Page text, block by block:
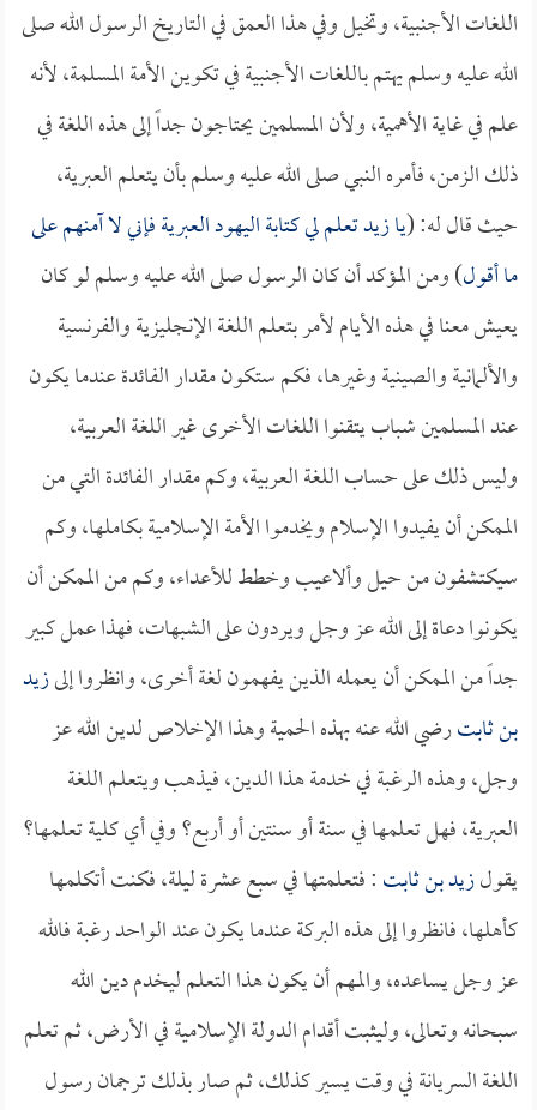
اللغات الأجنبية، وتخيل وفي هذا العمق في التاريخ الرسول الله صلى
الله عليه وسلم يهتم باللغات الأجنبية في تكوين الأمة المسلمة، لأنه
علم في غاية الأهمية، ولأن المسلمين يحتاجون جداً إلى هذه اللغة في
ذلك الزمن، فأمره النبي صلى الله عليه وسلم بأن يتعلم العبرية،
حيث قال له: (يازيدتعلم لي كتابة اليهود العبرية فإني لا آمنهم على
ما أقول) ومن المؤكد أن كان الرسول صلى الله عليه وسلم لو كان
يعيش معنا في هذه الأيام لأمر بتعلم اللغة الإنجليزية والفرنسية
والألمانية والصينية وغيرها، فكم ستكون مقدار الفائدة عندما يكون
عند المسلمين شباب يتقنوا اللغات الأخرى غير اللغة العربية،
وليس ذلك على حساب اللغة العربية، وكم مقدار الفائدة التي من
الممكن أن يفيدوا الإسلام ويخدموا الأمة الإسلامية بكاملها، وكم
سيكتشفون من حيل وألاعيب وخطط للأعداء، وكم من الممكن أن
يكونوا دعاة إلى الله عز وجل ويردون على الشبهات، فهذا عمل كبير
جداً من الممكن أن يعمله الذين يفهمون لغة أخرى، وانظروا إلىزيد
بن ثابترضي الله عنه بهذه الحمية وهذا الإخلاص لدين الله عز
وجل، وهذه الرغبة في خدمة هذا الدين، فيذهب ويتعلم اللغة
العبرية، فهل تعلمها في سنة أو سنتين أو أربع؟ وفي أي كلية تعلمها؟
يقولزيد بن ثابت: فتعلمتها في سبع عشرة ليلة، فكنت أتكلمها
كأهلها، فانظروا إلى هذه البركة عندما يكون عند الواحد رغبة فالله
عز وجل يساعده، والمهم أن يكون هذا التعلم ليخدم دين الله
سبحانه وتعالى، وليثبت أقدام الدولة الإسلامية في الأرض، ثم تعلم
اللغة السريانة في وقت يسير كذلك، ثم صار بذلك ترجمان رسول